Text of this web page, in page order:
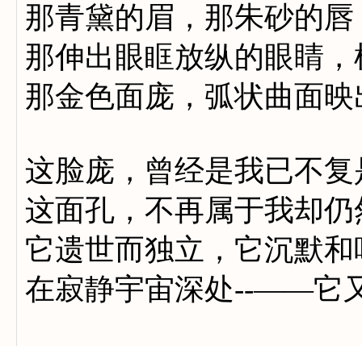
那青黛的眉，那朱砂的唇
那伸出眼眶放纵的眼睛
那金色面庞，弧状曲面
这脸庞，曾经是我已不
这面孔，不再属于我却
它遗世而独立，它沉默和
在寂静宇宙深处--——它